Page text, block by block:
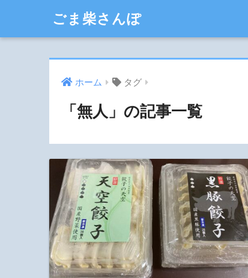
ごま柴さんぽ
ホーム タグ
「無人」の記事一覧